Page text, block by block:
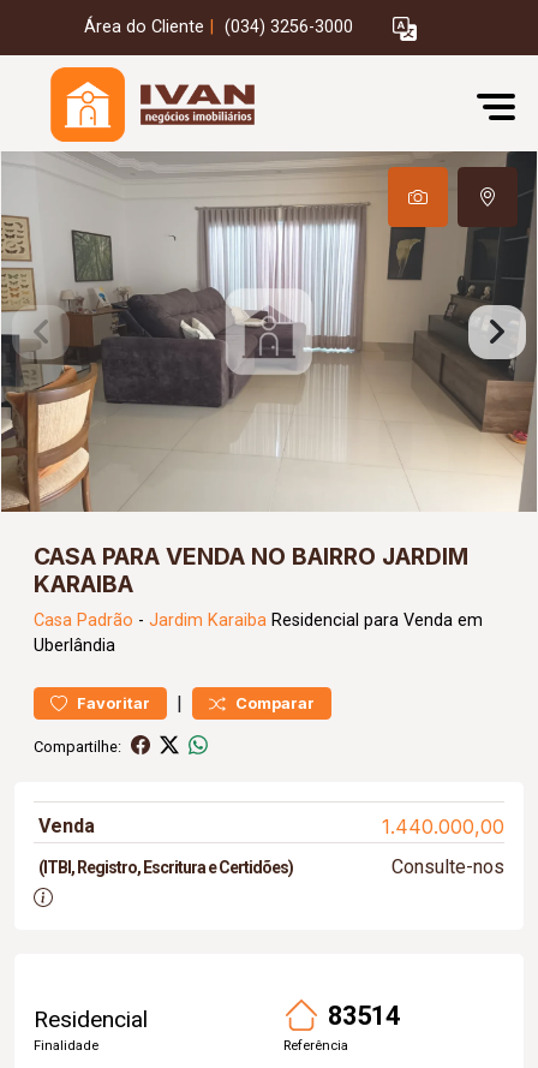
Área do Cliente (034) 3256-3000
CASA PARA VENDA NO BAIRRO JARDIM
KARAIBA
Casa Padrão - Jardim Karaiba Residencial para Venda em
Uberlândia
Favoritar | Comparar
Compartilhe:
Venda 1.440.000,00
(ITBI, Registro, Escritura e Certidões) Consulte-nos
Residencial
Finalidade
83514
Referência